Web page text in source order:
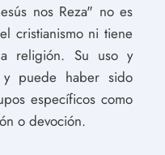
nos Reza" no es
cristianismo ni tiene
religión. Su uso y
y puede haber sido
específicos como
o devoción.